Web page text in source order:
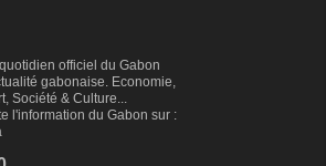
officiel du Gabon
gabonaise. Economie,
Société & Culture...
l'information du Gabon sur :